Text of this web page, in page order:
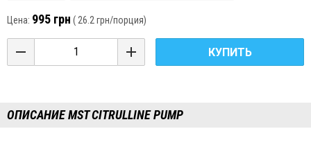
Цена: 995 грн ( 26.2 грн/порция)
КУПИТЬ
ОПИСАНИЕ MST CITRULLINE PUMP